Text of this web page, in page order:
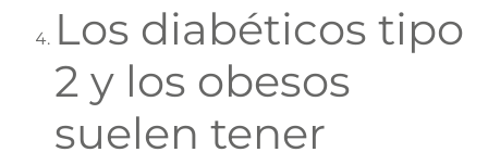
Los diabéticos tipo
2 y los obesos
suelen tener